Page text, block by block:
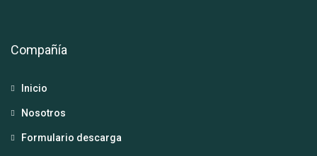
Compañía
Inicio
Nosotros
Formulario descarga